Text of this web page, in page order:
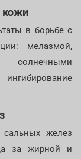
кожи
в борьбе с
мелазмой,
солнечными
сальных желез
за жирной и